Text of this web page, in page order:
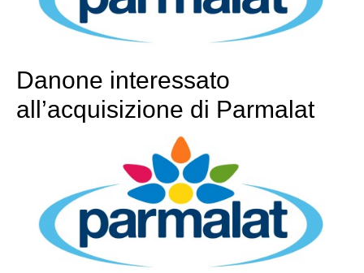
Danone interessato
all’acquisizione di Parmalat